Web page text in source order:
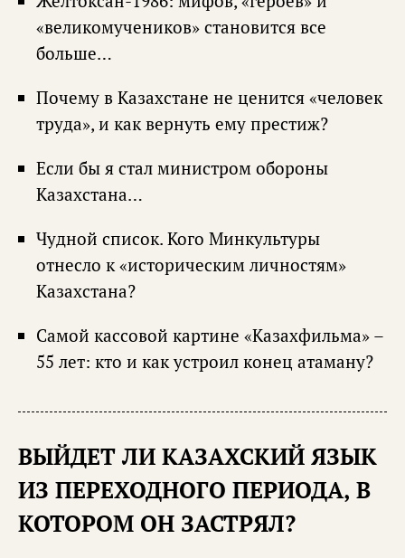
«великомучеников» становится все
больше…
Почему в Казахстане не ценится «человек
труда», и как вернуть ему престиж?
Если бы я стал министром обороны
Казахстана…
Чудной список. Кого Минкультуры
отнесло к «историческим личностям»
Казахстана?
Самой кассовой картине «Казахфильма» –
55 лет: кто и как устроил конец атаману?
ВЫЙДЕТ ЛИ КАЗАХСКИЙ ЯЗЫК
ИЗ ПЕРЕХОДНОГО ПЕРИОДА, В
КОТОРОМ ОН ЗАСТРЯЛ?